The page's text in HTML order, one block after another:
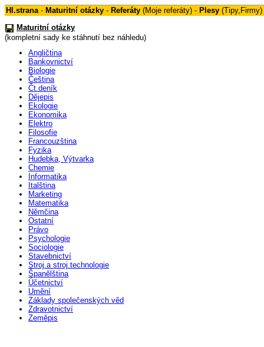
Hl.strana- Maturitní otázky - Referáty (Moje referáty) - Plesy (Tipy, Firmy
Maturitní otázky
(kompletní sady ke stáhnutí bez náhledu)
Angličtina
Bankovnictví
Biologie
Čeština
Čt.deník
Dějepis
Ekologie
Ekonomika
Elektro
Filosofie
Francouzština
Fyzika
Hudebka, Výtvarka
Chemie
Informatika
Italština
Marketing
Matematika
Němčina
Ostatní
Právo
Psychologie
Sociologie
Stavebnictví
Stroj.a stroj.technologie
Španělština
Účetnictví
Umění
Základy společenských věd
Zdravotnictví
Zeměpis